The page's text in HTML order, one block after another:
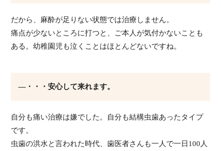
だから、麻酔が足りない状態では治療しません。
痛点が少ないところに打つと、ご本人が気付かないことも
ある。幼稚園児も泣くことはほとんどないですね。
―・・・安心して来れます。
自分も痛い治療は嫌でした。自分も結構虫歯あったタイプ
です。
虫歯の洪水と言われた時代、歯医者さんも一人で一日100人